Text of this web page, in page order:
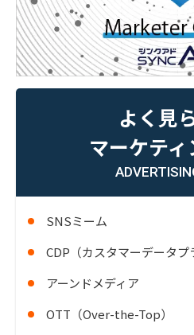
よく見
マーケテ
SNSミーム
CDP（カスタマーデータプ
アーンドメディア
OTT（Over-the-Top）